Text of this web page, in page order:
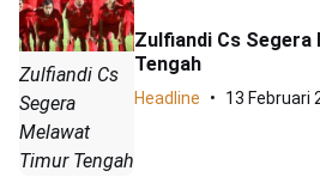
Zulfiandi Cs
Segera
Melawat
Timur Tengah
Zulfiandi Cs Segera
Tengah
Headline 13 Februari